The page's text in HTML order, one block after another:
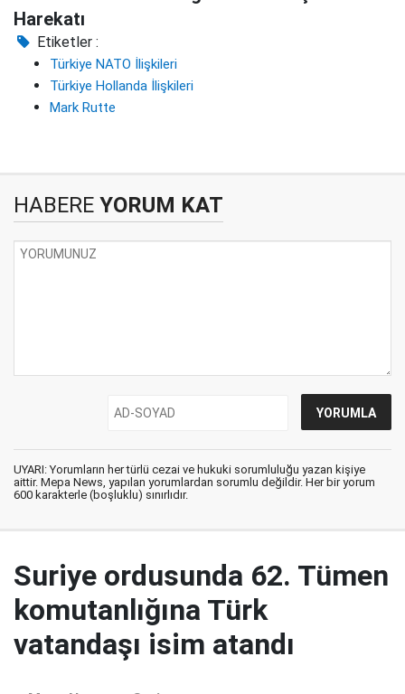
Harekatı
Etiketler :
Türkiye NATO İlişkileri
Türkiye Hollanda İlişkileri
Mark Rutte
HABERE YORUM KAT
UYARI: Yorumların her türlü cezai ve hukuki sorumluluğu yazan kişiye
aittir. Mepa News, yapılan yorumlardan sorumlu değildir. Her bir yorum
600 karakterle (boşluklu) sınırlıdır.
Suriye ordusunda 62. Tümen
komutanlığına Türk
vatandaşı isim atandı